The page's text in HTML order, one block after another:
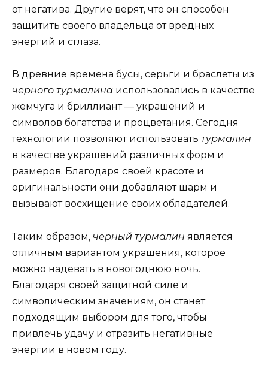
от негатива. Другие верят, что он способен
защитить своего владельца от вредных
энергий и сглаза.
В древние времена бусы, серьги и браслеты из
черного турмалина использовались в качестве
жемчуга и бриллиант — украшений и
символов богатства и процветания. Сегодня
технологии позволяют использовать турмалин
в качестве украшений различных форм и
размеров. Благодаря своей красоте и
оригинальности они добавляют шарм и
вызывают восхищение своих обладателей.
Таким образом, черный турмалин является
отличным вариантом украшения, которое
можно надевать в новогоднюю ночь.
Благодаря своей защитной силе и
символическим значениям, он станет
подходящим выбором для того, чтобы
привлечь удачу и отразить негативные
энергии в новом году.